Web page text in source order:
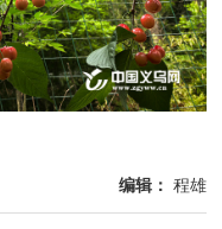
编辑： 程雄